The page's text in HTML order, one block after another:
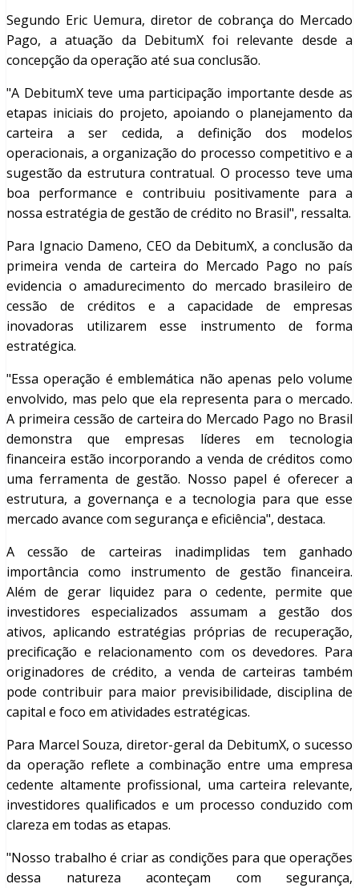
Segundo Eric Uemura, diretor de cobrança do Mercado
Pago, a atuação da DebitumX foi relevante desde a
concepção da operação até sua conclusão.
"A DebitumX teve uma participação importante desde as
etapas iniciais do projeto, apoiando o planejamento da
carteira a ser cedida, a definição dos modelos
operacionais, a organização do processo competitivo e a
sugestão da estrutura contratual. O processo teve uma
boa performance e contribuiu positivamente para a
nossa estratégia de gestão de crédito no Brasil", ressalta.
Para Ignacio Dameno, CEO da DebitumX, a conclusão da
primeira venda de carteira do Mercado Pago no país
evidencia o amadurecimento do mercado brasileiro de
cessão de créditos e a capacidade de empresas
inovadoras utilizarem esse instrumento de forma
estratégica.
"Essa operação é emblemática não apenas pelo volume
envolvido, mas pelo que ela representa para o mercado.
A primeira cessão de carteira do Mercado Pago no Brasil
demonstra que empresas líderes em tecnologia
financeira estão incorporando a venda de créditos como
uma ferramenta de gestão. Nosso papel é oferecer a
estrutura, a governança e a tecnologia para que esse
mercado avance com segurança e eficiência", destaca.
A cessão de carteiras inadimplidas tem ganhado
importância como instrumento de gestão financeira.
Além de gerar liquidez para o cedente, permite que
investidores especializados assumam a gestão dos
ativos, aplicando estratégias próprias de recuperação,
precificação e relacionamento com os devedores. Para
originadores de crédito, a venda de carteiras também
pode contribuir para maior previsibilidade, disciplina de
capital e foco em atividades estratégicas.
Para Marcel Souza, diretor-geral da DebitumX, o sucesso
da operação reflete a combinação entre uma empresa
cedente altamente profissional, uma carteira relevante,
investidores qualificados e um processo conduzido com
clareza em todas as etapas.
"Nosso trabalho é criar as condições para que operações
dessa natureza aconteçam com segurança,